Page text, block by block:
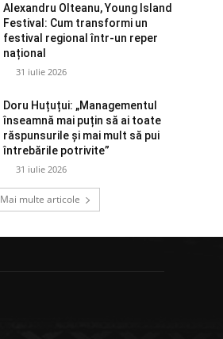
Alexandru Olteanu, Young Island
Festival: Cum transformi un
festival regional într-un reper
național
31 iulie 2026
Doru Huțuțui: „Managementul
înseamnă mai puțin să ai toate
răspunsurile și mai mult să pui
întrebările potrivite”
31 iulie 2026
Mai multe articole